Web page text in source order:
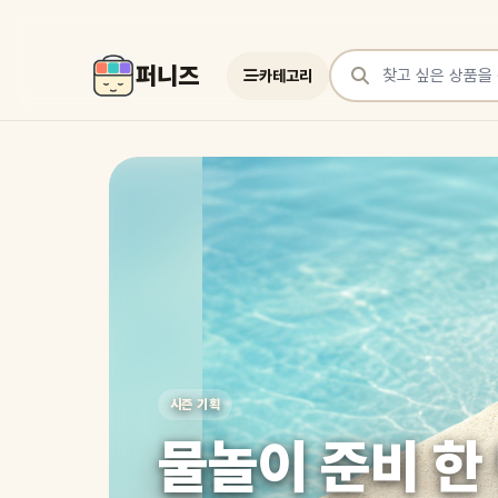
퍼니즈 카테고리
상품 검색
여러 쇼핑몰 상품을 한곳에서 찾아보세요
시즌 기획
물놀이 준비 한